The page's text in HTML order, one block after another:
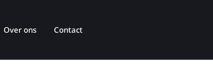
Over ons Contact